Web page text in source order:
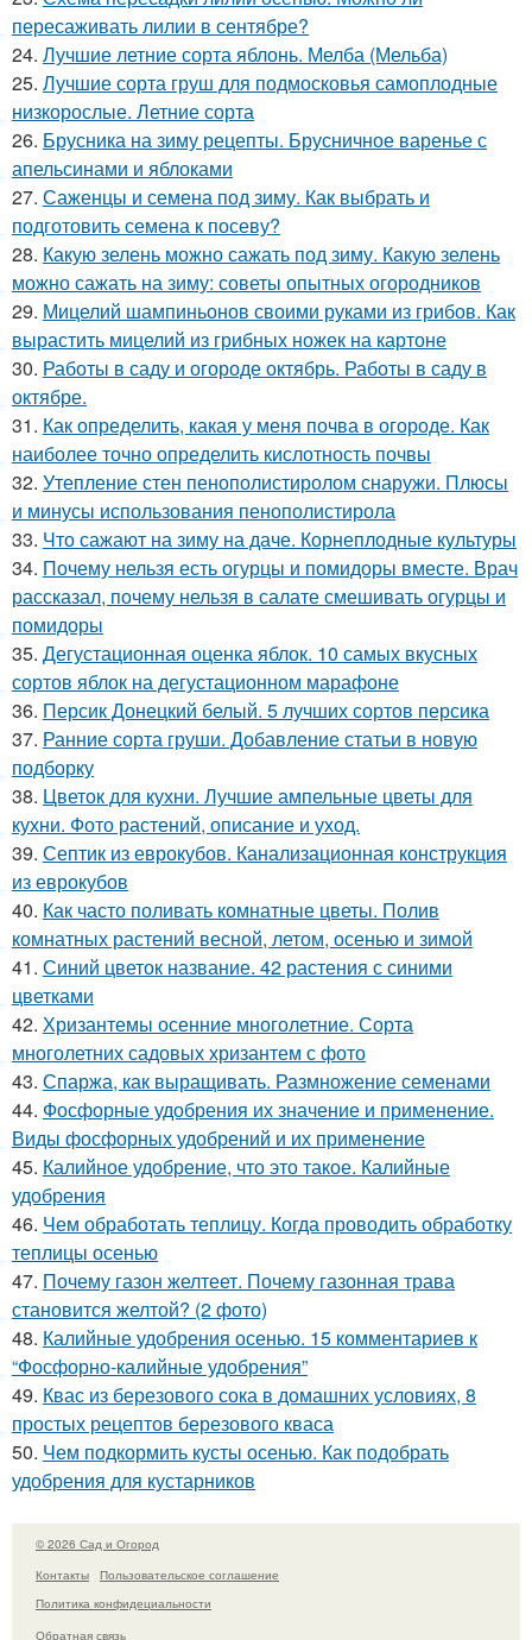
пересаживать лилии в сентябре?
24. Лучшие летние сорта яблонь. Мелба (Мельба)
25. Лучшие сорта груш для подмосковья самоплодные
низкорослые. Летние сорта
26. Брусника на зиму рецепты. Брусничное варенье с
апельсинами и яблоками
27. Саженцы и семена под зиму. Как выбрать и
подготовить семена к посеву?
28. Какую зелень можно сажать под зиму. Какую зелень
можно сажать на зиму: советы опытных огородников
29. Мицелий шампиньонов своими руками из грибов. Как
вырастить мицелий из грибных ножек на картоне
30. Работы в саду и огороде октябрь. Работы в саду в
октябре.
31. Как определить, какая у меня почва в огороде. Как
наиболее точно определить кислотность почвы
32. Утепление стен пенополистиролом снаружи. Плюсы
и минусы использования пенополистирола
33. Что сажают на зиму на даче. Корнеплодные культуры
34. Почему нельзя есть огурцы и помидоры вместе. Врач
рассказал, почему нельзя в салате смешивать огурцы и
помидоры
35. Дегустационная оценка яблок. 10 самых вкусных
сортов яблок на дегустационном марафоне
36. Персик Донецкий белый. 5 лучших сортов персика
37. Ранние сорта груши. Добавление статьи в новую
подборку
38. Цветок для кухни. Лучшие ампельные цветы для
кухни. Фото растений, описание и уход.
39. Септик из еврокубов. Канализационная конструкция
из еврокубов
40. Как часто поливать комнатные цветы. Полив
комнатных растений весной, летом, осенью и зимой
41. Синий цветок название. 42 растения с синими
цветками
42. Хризантемы осенние многолетние. Сорта
многолетних садовых хризантем с фото
43. Спаржа, как выращивать. Размножение семенами
44. Фосфорные удобрения их значение и применение.
Виды фосфорных удобрений и их применение
45. Калийное удобрение, что это такое. Калийные
удобрения
46. Чем обработать теплицу. Когда проводить обработку
теплицы осенью
47. Почему газон желтеет. Почему газонная трава
становится желтой? (2 фото)
48. Калийные удобрения осенью. 15 комментариев к
“Фосфорно-калийные удобрения”
49. Квас из березового сока в домашних условиях, 8
простых рецептов березового кваса
50. Чем подкормить кусты осенью. Как подобрать
удобрения для кустарников
© 2026 Сад и Огород
Контакты
Пользовательское соглашение
Политика конфидециальности
Обратная связь